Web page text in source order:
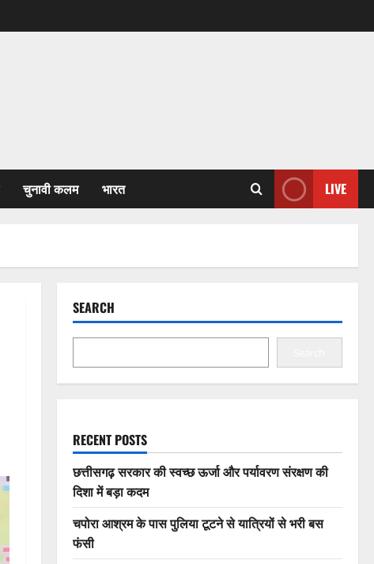
चुनावी कलम भारत LIVE
SEARCH
RECENT POSTS
छत्तीसगढ़ सरकार की स्वच्छ ऊर्जा और पर्यावरण संरक्षण की
दिशा में बड़ा कदम
चपोरा आश्रम के पास पुलिया टूटने से यात्रियों से भरी बस
फंसी